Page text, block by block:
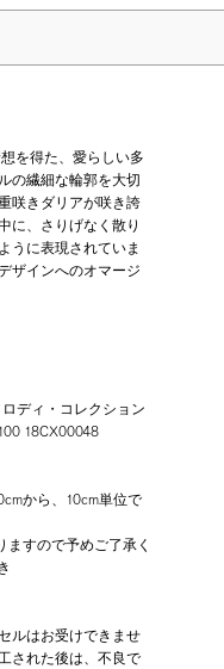
を得た、愛らしい多
の繊細な輪郭を大切
咲きダリアが咲き誇
に、さりげなく散り
うに表現されていま
ザインへのオマージ
ディ・コレクション
18CX00048
から、10cm単位で
すので予めご了承く
ルはお受けできませ
された後は、不良で